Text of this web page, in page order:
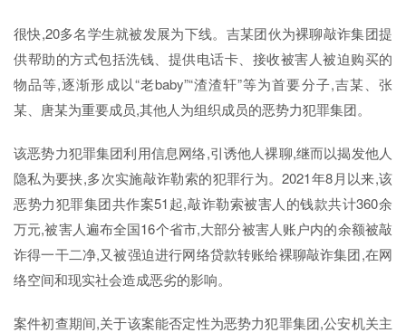
很快,20多名学生就被发展为下线。吉某团伙为裸聊敲诈集团提
供帮助的方式包括洗钱、提供电话卡、接收被害人被迫购买的
物品等,逐渐形成以“老baby”“渣渣轩”等为首要分子,吉某、张
某、唐某为重要成员,其他人为组织成员的恶势力犯罪集团。
该恶势力犯罪集团利用信息网络,引诱他人裸聊,继而以揭发他人
隐私为要挟,多次实施敲诈勒索的犯罪行为。2021年8月以来,该
恶势力犯罪集团共作案51起,敲诈勒索被害人的钱款共计360余
万元,被害人遍布全国16个省市,大部分被害人账户内的余额被敲
诈得一干二净,又被强迫进行网络贷款转账给裸聊敲诈集团,在网
络空间和现实社会造成恶劣的影响。
案件初查期间,关于该案能否定性为恶势力犯罪集团,公安机关主